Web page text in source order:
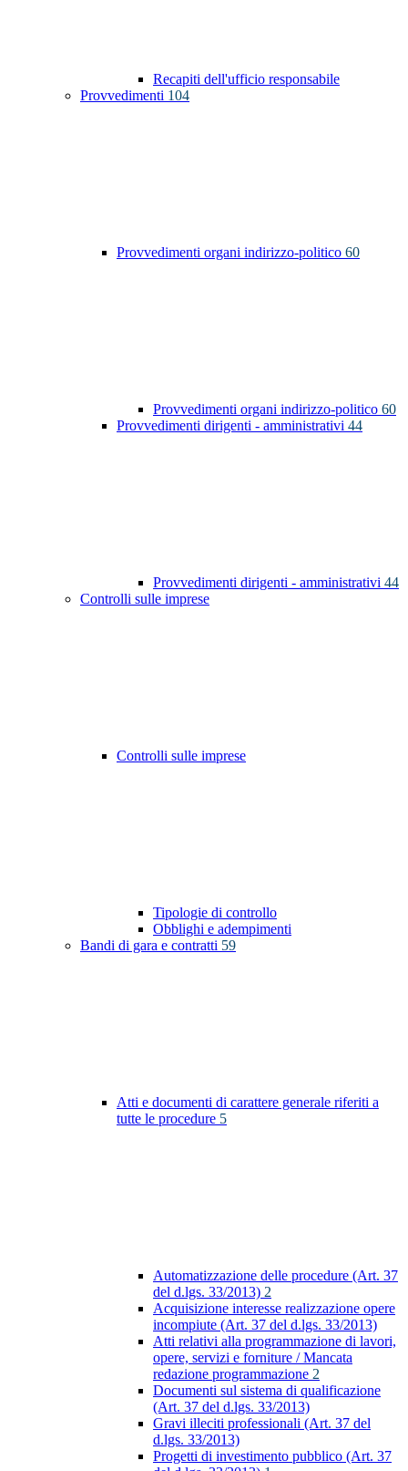
Recapiti dell'ufficio responsabile
Provvedimenti 104
Provvedimenti organi indirizzo-politico 60
Provvedimenti organi indirizzo-politico 60
Provvedimenti dirigenti - amministrativi 44
Provvedimenti dirigenti - amministrativi 44
Controlli sulle imprese
Controlli sulle imprese
Tipologie di controllo
Obblighi e adempimenti
Bandi di gara e contratti 59
Atti e documenti di carattere generale riferiti a
tutte le procedure 5
Automatizzazione delle procedure (Art. 37
del d.lgs. 33/2013) 2
Acquisizione interesse realizzazione opere
incompiute (Art. 37 del d.lgs. 33/2013)
Atti relativi alla programmazione di lavori,
opere, servizi e forniture / Mancata
redazione programmazione 2
Documenti sul sistema di qualificazione
(Art. 37 del d.lgs. 33/2013)
Gravi illeciti professionali (Art. 37 del
d.lgs. 33/2013)
Progetti di investimento pubblico (Art. 37